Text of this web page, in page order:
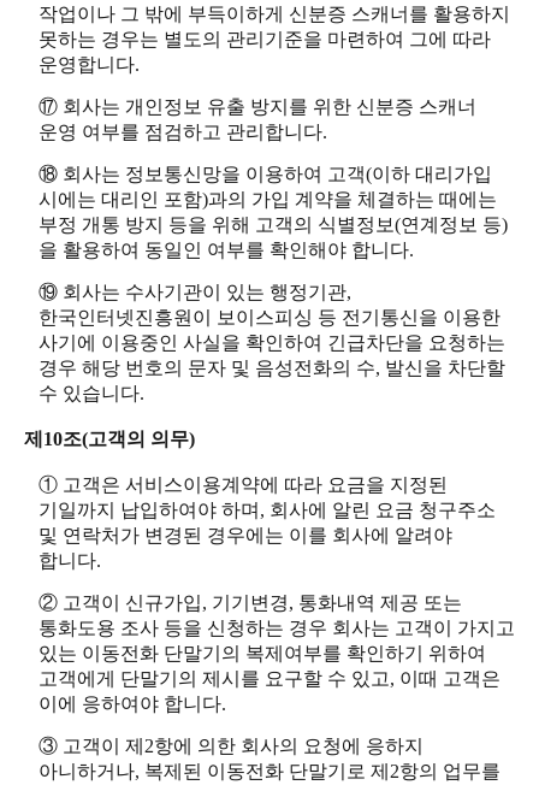
작업이나 그 밖에 부득이하게 신분증 스캐너를 활용하지
못하는 경우는 별도의 관리기준을 마련하여 그에 따라
운영합니다.
⑰ 회사는 개인정보 유출 방지를 위한 신분증 스캐너
운영 여부를 점검하고 관리합니다.
⑱ 회사는 정보통신망을 이용하여 고객(이하 대리가입
시에는 대리인 포함)과의 가입 계약을 체결하는 때에는
부정 개통 방지 등을 위해 고객의 식별정보(연계정보 등)
을 활용하여 동일인 여부를 확인해야 합니다.
⑲ 회사는 수사기관이 있는 행정기관,
한국인터넷진흥원이 보이스피싱 등 전기통신을 이용한
사기에 이용중인 사실을 확인하여 긴급차단을 요청하는
경우 해당 번호의 문자 및 음성전화의 수, 발신을 차단할
수 있습니다.
제10조(고객의 의무)
① 고객은 서비스이용계약에 따라 요금을 지정된
기일까지 납입하여야 하며, 회사에 알린 요금 청구주소
및 연락처가 변경된 경우에는 이를 회사에 알려야
합니다.
② 고객이 신규가입, 기기변경, 통화내역 제공 또는
통화도용 조사 등을 신청하는 경우 회사는 고객이 가지고
있는 이동전화 단말기의 복제여부를 확인하기 위하여
고객에게 단말기의 제시를 요구할 수 있고, 이때 고객은
이에 응하여야 합니다.
③ 고객이 제2항에 의한 회사의 요청에 응하지
아니하거나, 복제된 이동전화 단말기로 제2항의 업무를